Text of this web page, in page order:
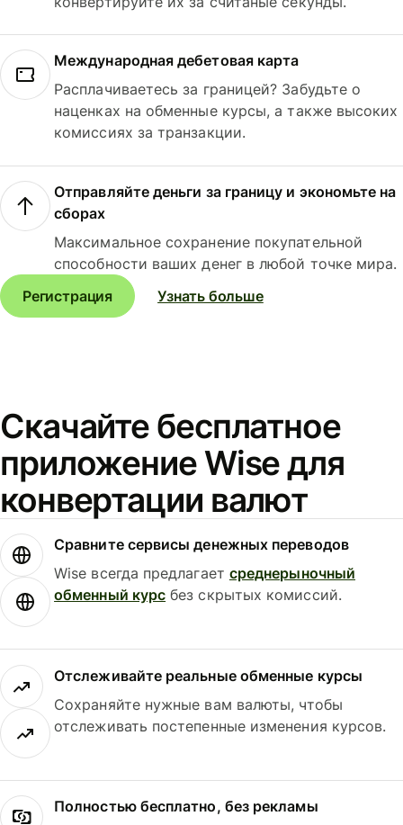
Международная дебетовая карта
Расплачиваетесь за границей? Забудьте о
наценках на обменные курсы, а также высоких
комиссиях за транзакции.
Отправляйте деньги за границу и экономьте на
сборах
Максимальное сохранение покупательной
способности ваших денег в любой точке мира.
Регистрация
Узнать больше
Скачайте бесплатное
приложение Wise для
конвертации валют
Сравните сервисы денежных переводов
Wise всегда предлагает среднерыночный
обменный курс без скрытых комиссий.
Отслеживайте реальные обменные курсы
Сохраняйте нужные вам валюты, чтобы
отслеживать постепенные изменения курсов.
Полностью бесплатно, без рекламы